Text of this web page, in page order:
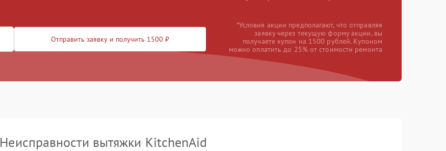
Отправить заявку и получить 1500 ₽
*Условия акции предполагают, что отправляя
заявку через текущую форму акции, вы
получаете купон на 1500 рублей. Купоном
можно оплатить до 25% от стоимости ремонта
Неисправности вытяжки KitchenAid